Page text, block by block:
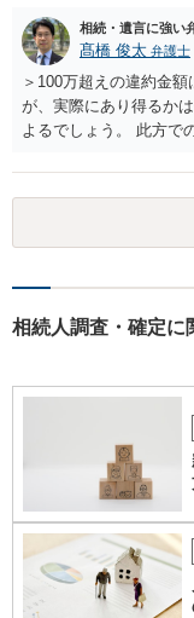
問4 相続トラブルの代
能ですが、お伺いする
とになるでしょう。
相続・遺言に強い
髙橋 俊太 弁護士
＞100万超えの違約金
が、実際にあり得るか
よるでしょう。 此方で
相続人調査・確定に